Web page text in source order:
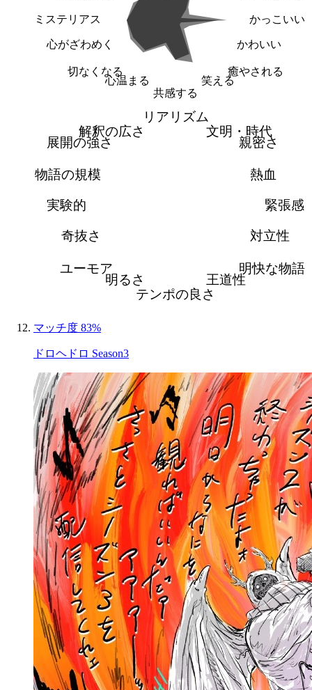
かっこいい
かわいい
癒やされる
笑える
共感する
心温まる
切なくなる
心がざわめく
ミステリアス
リアリズム
文明・時代
親密さ
熱血
緊張感
対立性
明快な物語
王道性
テンポの良さ
明るさ
ユーモア
奇抜さ
実験的
物語の規模
展開の強さ
解釈の広さ
マッチ度 83%
ドロヘドロ Season3